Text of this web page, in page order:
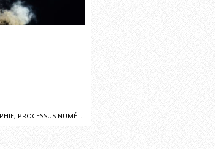
PHOTOGRAPHIE, PROCESSUS NUMÉRIQUE